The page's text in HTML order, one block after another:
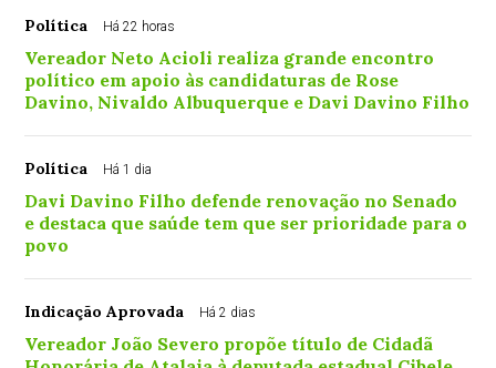
Política Há 22 horas
Vereador Neto Acioli realiza grande encontro
político em apoio às candidaturas de Rose
Davino, Nivaldo Albuquerque e Davi Davino Filho
Política Há 1 dia
Davi Davino Filho defende renovação no Senado
e destaca que saúde tem que ser prioridade para o
povo
Indicação Aprovada Há 2 dias
Vereador João Severo propõe título de Cidadã